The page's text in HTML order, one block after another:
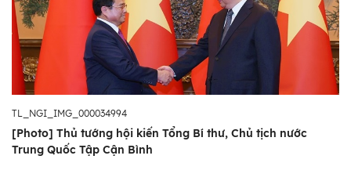
TL_NGI_IMG_000034994
[Photo] Thủ tướng hội kiến Tổng Bí thư, Chủ tịch nước
Trung Quốc Tập Cận Bình